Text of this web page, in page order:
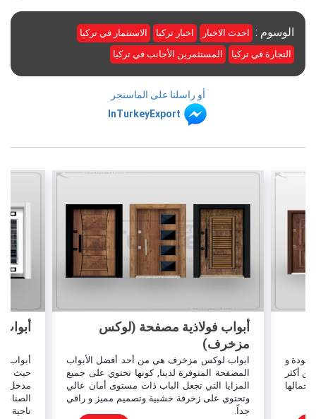
الوسوم : احدث الاخبار اخبار تركيا
الاستثمار في تركيا
التجارة في تركيا
المستثمرين الأجانب في تركيا
أو راسلنا على الماسنجر
InTurkeyExport
و
أكثر
أبواب فولاذية مصفحة (لوكس
مزخرف)
ابواب لوكس مزخرف هي من أحد أفضل الأبواب
المصفحة المتوفرة لدينا, كونها تحتوي على جميع
المزايا التي تجعل الباب ذات مستوى أمان عالي
وتحتوي على زخرفة خشبية وتصميم مميز و راقي
جداً.
أبواب
حيث
مدخل
ناحية